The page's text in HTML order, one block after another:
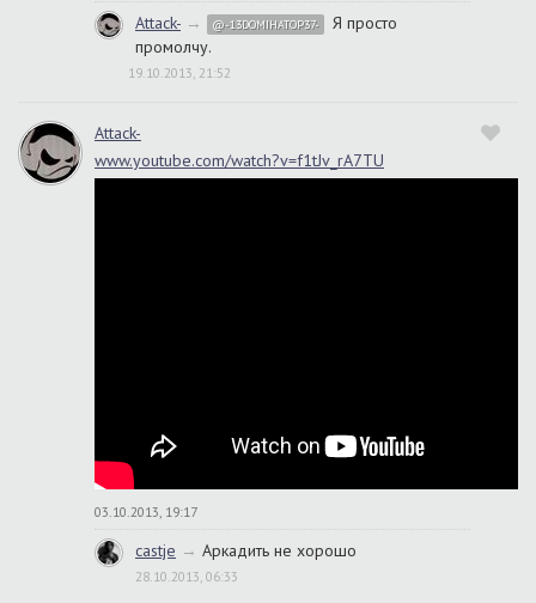
Attack- → @-13DOMIHATOP37-
Я просто
промолчу.
19.10.2013, 21:52
Attack-
www.youtube.com/watch?v=f1tJv_rA7TU
03.10.2013, 19:17
castje → Аркадить не хорошо
28.10.2013, 06:33